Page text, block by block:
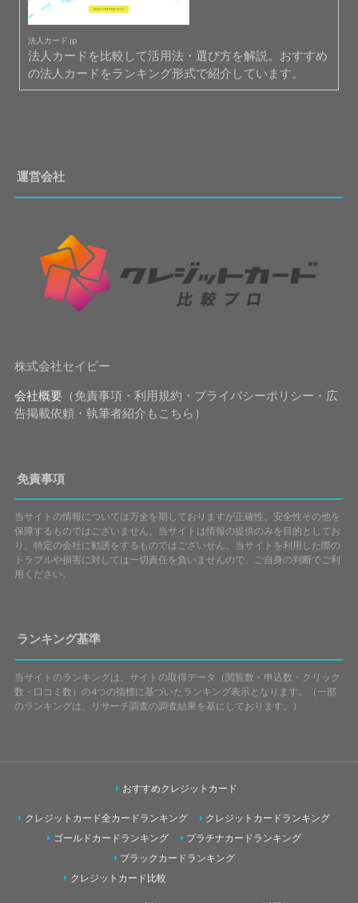
法人カード.jp
法人カードを比較して活用法・選び方を解説。おすすめ
の法人カードをランキング形式で紹介しています。
運営会社
株式会社セイビー
会社概要（免責事項・利用規約・プライバシーポリシー・広
告掲載依頼・執筆者紹介もこちら）
免責事項
当サイトの情報については万全を期しておりますが正確性、安全性その他を
保障するものではございません。当サイトは情報の提供のみを目的としてお
り、特定の会社に勧誘をするものではございせん。当サイトを利用した際の
トラブルや損害に対しては一切責任を負いませんので、ご自身の判断でご利
用ください。
ランキング基準
当サイトのランキングは、サイトの取得データ（閲覧数・申込数・クリック
数・口コミ数）の4つの指標に基づいたランキング表示となります。（一部
のランキングは、リサーチ調査の調査結果を基にしております。）
おすすめクレジットカード
クレジットカード全カードランキング
クレジットカードランキング
ゴールドカードランキング
プラチナカードランキング
ブラックカードランキング
クレジットカード比較